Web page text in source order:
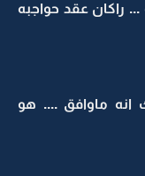
راكان عقد حواجبه
ماوافق .... هو